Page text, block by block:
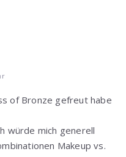
of Bronze gefreut habe
würde mich generell
Makeup vs.